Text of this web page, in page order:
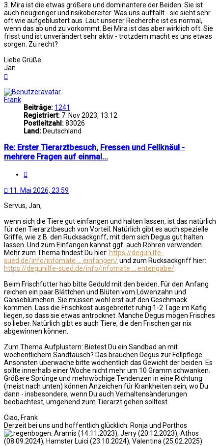
3. Mira ist die etwas größere und dominantere der Beiden. Sie ist
auch neugieriger und risikobereiter. Was uns auffällt - sie sieht sehr
oft wie aufgeblustert aus. Laut unserer Recherche ist es normal,
wenn das ab und zu vorkommt. Bei Mira ist das aber wirklich oft. Sie
frisst und ist unverändert sehr aktiv - trotzdem macht es uns etwas
sorgen. Zu recht?
Liebe Grüße
Jan
Frank
Beiträge: 1241
Registriert: 7. Nov 2023, 13:12
Postleitzahl:83026
Land: Deutschland
Re: Erster Tierarztbesuch, Fressen und Fellknäul -
mehrere Fragen auf einmal...
11. Mai 2026, 23:59
Servus, Jan,
wenn sich die Tiere gut einfangen und halten lassen, ist das natürlich
für den Tierarztbesuch von Vorteil. Natürlich gibt es auch spezielle
Griffe, wie z.B. den Rucksackgriff, mit dem sich Degus gut halten
lassen. Und zum Einfangen kannst ggf. auch Röhren verwenden.
Mehr zum Thema findest Du hier: https://deguhilfe-
sued.de/info/infomate ... einfangen/und zum Rucksackgriff hier:
https://deguhilfe-sued.de/info/infomate ... entengabe/.
Beim Frischfutter hab bitte Geduld mit den beiden. Für den Anfang
reichen ein paar Blättchen und Blüten vom Löwenzahn und
Gänseblümchen. Sie müssen wohl erst auf den Geschmack
kommen. Lass die Frischkost ausgebreitet ruhig 1-2 Tage im Käfig
liegen, so dass sie etwas antrocknet. Manche Degus mögen Frisches
so lieber. Natürlich gibt es auch Tiere, die den Frischen gar nix
abgewinnen können.
Zum Thema Aufplustern: Bietest Du ein Sandbad an mit
wöchentlichem Sandtausch? Das brauchen Degus zur Fellpflege.
Ansonsten überwache bitte wöchentlich das Gewicht der beiden. Es
sollte innerhalb einer Woche nicht mehr um 10 Gramm schwanken.
Größere Sprünge und mehrwöchige Tendenzen in eine Richtung
(meist nach unten) können Anzeichen für Krankheiten sein, wo Du
dann - insbesondere, wenn Du auch Verhaltensänderungen
beobachtest, umgehend zum Tierarzt gehen solltest.
Ciao, Frank
Derzeit bei uns und hoffentlich glücklich: Ronja und Porthos
Aramis (14.11.2023), Jerry (20.12.2023), Athos
(08.09.2024), Hamster Luici (23.10.2024), Valentina (25.02.2025)